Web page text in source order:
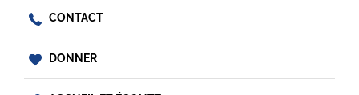
CONTACT
DONNER